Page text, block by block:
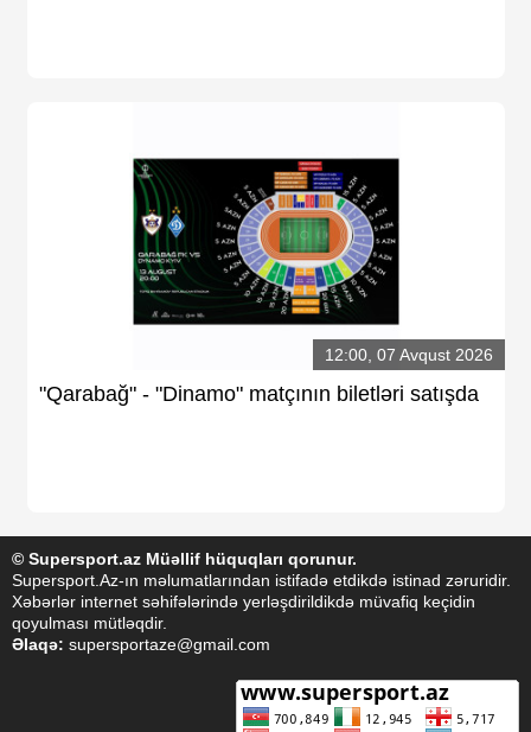
12:00, 07 Avqust 2026
"Qarabağ" - "Dinamo" matçının biletləri satışda
© Supersport.az Müəllif hüquqları qorunur.
Supersport.Az-ın məlumatlarından istifadə etdikdə istinad zəruridir.
Xəbərlər internet səhifələrində yerləşdirildikdə müvafiq keçidin
qoyulması mütləqdir.
Əlaqə: supersportaze@gmail.com